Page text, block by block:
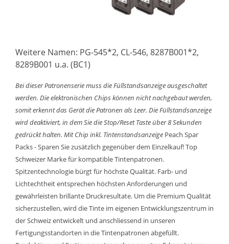
Weitere Namen: PG-545*2, CL-546, 8287B001*2,
8289B001 u.a. (BC1)
Bei dieser Patronenserie muss die Füllstandsanzeige ausgeschaltet
werden. Die elektronischen Chips können nicht nachgebaut werden,
somit erkennt das Gerät die Patronen als Leer. Die Füllstandsanzeige
wird deaktiviert, in dem Sie die Stop/Reset Taste über 8 Sekunden
gedrückt halten. Mit Chip inkl. Tintenstandsanzeige Peach Spar
Packs - Sparen Sie zusätzlich gegenüber dem Einzelkauf! Top
Schweizer Marke für kompatible Tintenpatronen.
Spitzentechnologie bürgt für höchste Qualität. Farb- und
Lichtechtheit entsprechen höchsten Anforderungen und
gewährleisten brillante Druckresultate. Um die Premium Qualität
sicherzustellen, wird die Tinte im eigenen Entwicklungszentrum in
der Schweiz entwickelt und anschliessend in unseren
Fertigungsstandorten in die Tintenpatronen abgefüllt.